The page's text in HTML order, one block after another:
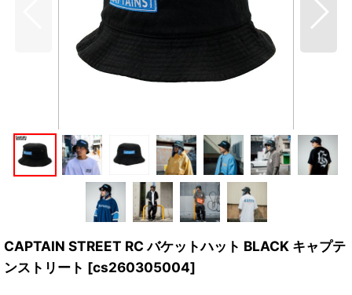
CAPTAIN STREET RC バケットハット BLACK キャプテ
ンストリート [cs260305004]